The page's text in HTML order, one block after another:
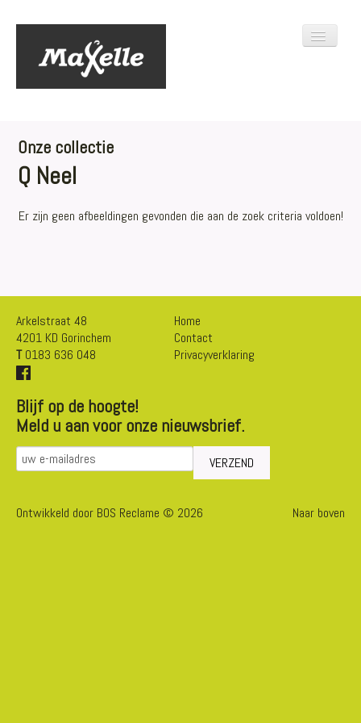
Toggle
Onze collectie
Q Neel
Er zijn geen afbeeldingen gevonden die aan de zoek criteria voldoen!
Arkelstraat 48
4201 KD Gorinchem
T0183 636 048
Home
Contact
Privacyverklaring
Blijf op de hoogte!
Meld u aan voor onze nieuwsbrief.
Naar boven
Ontwikkeld door BOS Reclame © 2026